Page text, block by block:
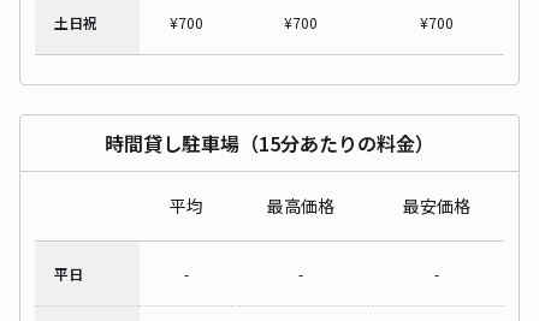
土日祝 ¥700 ¥700 ¥700
時間貸し駐車場（15分あたりの料金）
平均 最高価格 最安価格
平日 - - -